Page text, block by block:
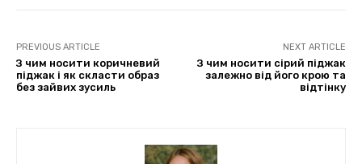
PREVIOUS ARTICLE
З чим носити коричневий
піджак і як скласти образ
без зайвих зусиль
NEXT ARTICLE
З чим носити сірий піджак
залежно від його крою та
відтінку